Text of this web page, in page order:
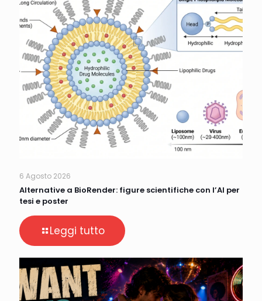
6 Agosto 2026
Alternative a BioRender: figure scientifiche con l’AI per
tesi e poster
Leggi tutto